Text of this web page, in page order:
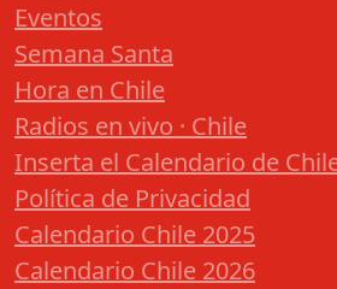
Eventos
Semana Santa
Hora en Chile
Radios en vivo · Chile
Inserta el Calendario de
Política de Privacidad
Calendario Chile 2025
Calendario Chile 2026